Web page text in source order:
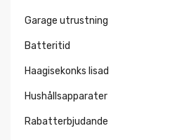
Garage utrustning
Batteritid
Haagisekonks lisad
Hushållsapparater
Rabatterbjudande